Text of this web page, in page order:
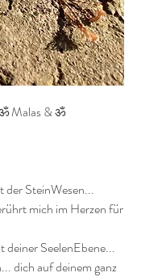
Malas & ॐ
der SteinWesen...
mich im Herzen für
SeelenEbene...
dich auf deinem ganz